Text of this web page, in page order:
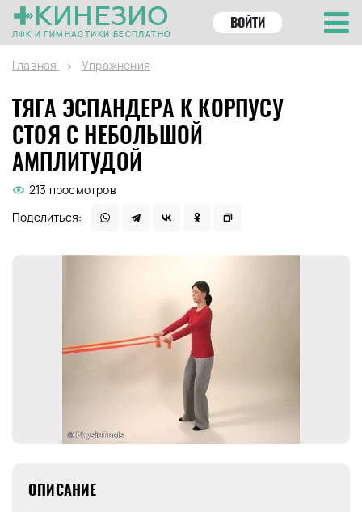
КИНЕЗИО
ЛФК И ГИМНАСТИКИ БЕСПЛАТНО
ВОЙТИ
Главная Упражнения
ТЯГА ЭСПАНДЕРА К КОРПУСУ
СТОЯ С НЕБОЛЬШОЙ
АМПЛИТУДОЙ
213 просмотров
Поделиться:
ОПИСАНИЕ